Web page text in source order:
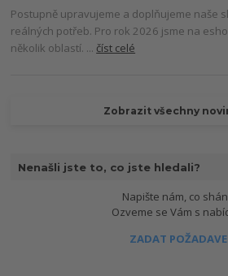
Postupně upravujeme a doplňujeme naše
reálných potřeb. Pro rok 2026 jsme na
několik oblastí. ... číst celé
Zobrazit všechny
Nenašli jste to, co jste hledali?
Napište nám, co
Ozveme se Vám s
ZADAT